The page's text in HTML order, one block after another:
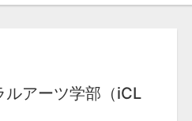
ルアーツ学部（iCL